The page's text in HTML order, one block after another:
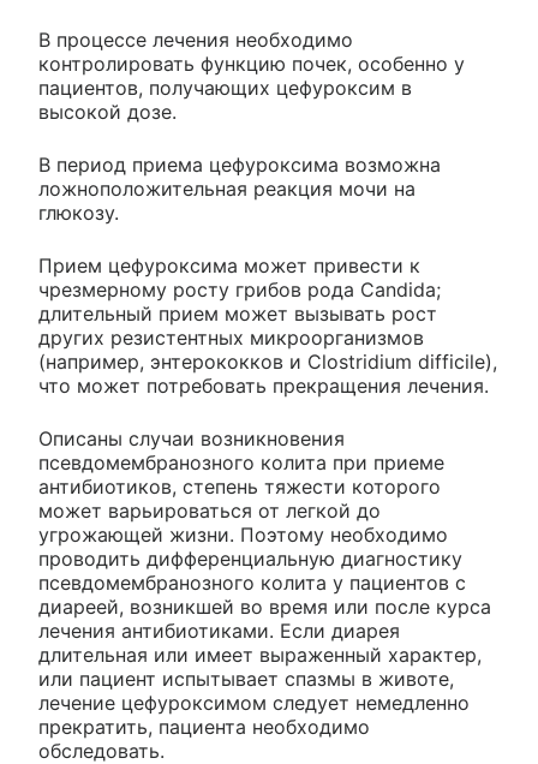
В процессе лечения необходимо
контролировать функцию почек, особенно у
пациентов, получающих цефуроксим в
высокой дозе.
В период приема цефуроксима возможна
ложноположительная реакция мочи на
глюкозу.
Прием цефуроксима может привести к
чрезмерному росту грибов рода Candida;
длительный прием может вызывать рост
других резистентных микроорганизмов
(например, энтерококков и Clostridium difficile),
что может потребовать прекращения лечения.
Описаны случаи возникновения
псевдомембранозного колита при приеме
антибиотиков, степень тяжести которого
может варьироваться от легкой до
угрожающей жизни. Поэтому необходимо
проводить дифференциальную диагностику
псевдомембранозного колита у пациентов с
диареей, возникшей во время или после курса
лечения антибиотиками. Если диарея
длительная или имеет выраженный характер,
или пациент испытывает спазмы в животе,
лечение цефуроксимом следует немедленно
прекратить, пациента необходимо
обследовать.